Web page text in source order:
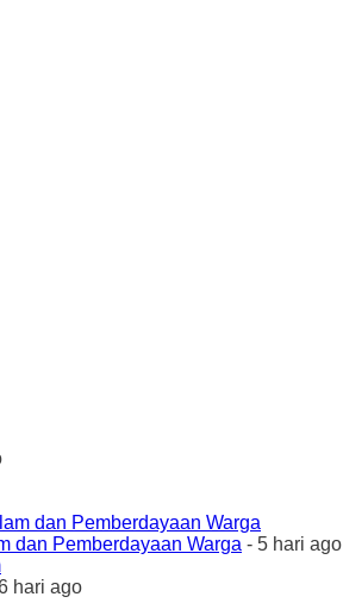
dan Pemberdayaan Warga - 5 hari ago
hari ago